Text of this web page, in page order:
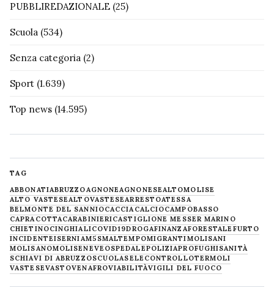
PUBBLIREDAZIONALE (25)
Scuola (534)
Senza categoria (2)
Sport (1.639)
Top news (14.595)
TAG
ABBONATIABRUZZOAGNONEAGNONESEALTOMOLISE
ALTO VASTESEALTOVASTESEARRESTOATESSA
BELMONTE DEL SANNIOCACCIACALCIOCAMPOBASSO
CAPRACOTTACARABINIERICASTIGLIONE MESSER MARINO
CHIETINOCINGHIALICOVID19DROGAFINANZAFORESTALE FURTO
INCIDENTEISERNIAM5SMALTEMPOMIGRANTIMOLISANI
MOLISANOMOLISENEVE OSPEDALEPOLIZIAPROFUGHISANITÀ
SCHIAVI DI ABRUZZOSCUOLASELECONTROLLOTERMOLI
VASTESEVASTOVENAFROVIABILITÀVIGILI DEL FUOCO